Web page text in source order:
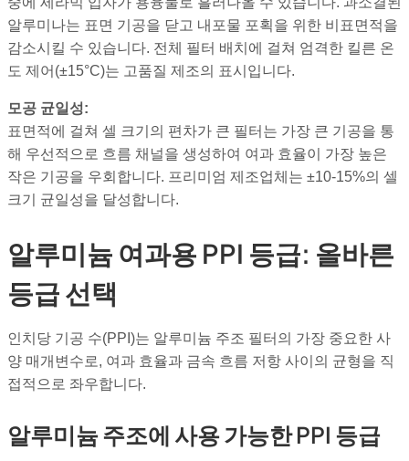
알루미나는 표면 기공을 닫고 내포물 포획을 위한 비표면적을
감소시킬 수 있습니다. 전체 필터 배치에 걸쳐 엄격한 킬른 온
도 제어(±15°C)는 고품질 제조의 표시입니다.
모공 균일성:
표면적에 걸쳐 셀 크기의 편차가 큰 필터는 가장 큰 기공을 통
해 우선적으로 흐름 채널을 생성하여 여과 효율이 가장 높은
작은 기공을 우회합니다. 프리미엄 제조업체는 ±10-15%의 셀
크기 균일성을 달성합니다.
알루미늄 여과용 PPI 등급: 올바른
등급 선택
인치당 기공 수(PPI)는 알루미늄 주조 필터의 가장 중요한 사
양 매개변수로, 여과 효율과 금속 흐름 저항 사이의 균형을 직
접적으로 좌우합니다.
알루미늄 주조에 사용 가능한 PPI 등급